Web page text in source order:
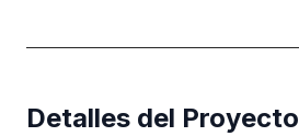
Detalles del Proyecto